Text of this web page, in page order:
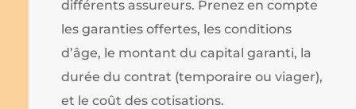
différents assureurs. Prenez en compte
les garanties offertes, les conditions
d’âge, le montant du capital garanti, la
durée du contrat (temporaire ou viager),
et le coût des cotisations.